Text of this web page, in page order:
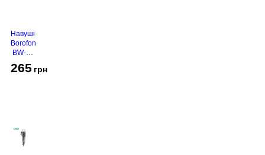
Навушники
Borofone
BW-94
265 грн